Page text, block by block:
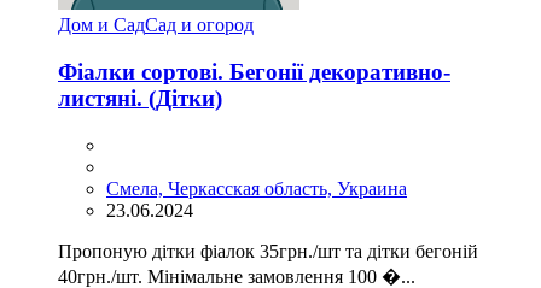
Дом и СадСад и огород
Фіалки сортові. Бегонії декоративно-
листяні. (Дітки)
Смела, Черкасская область, Украина
23.06.2024
Пропоную дітки фіалок 35грн./шт та дітки бегоній
40грн./шт. Мінімальне замовлення 100 �...